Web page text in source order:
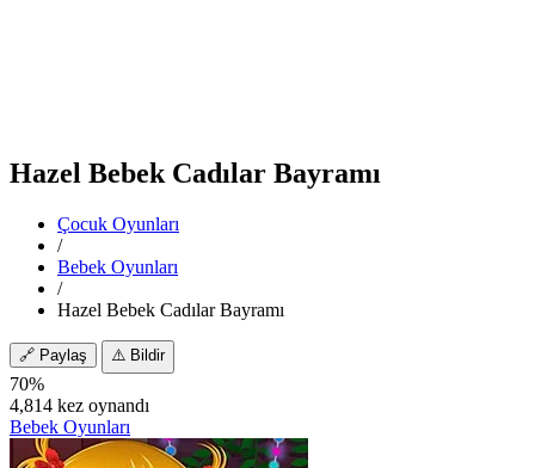
Hazel Bebek Cadılar Bayramı
Çocuk Oyunları
/
Bebek Oyunları
/
Hazel Bebek Cadılar Bayramı
🔗 Paylaş ⚠️ Bildir
70%
4,814 kez oynandı
Bebek Oyunları